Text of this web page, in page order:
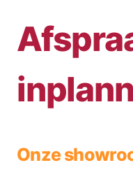
Onze